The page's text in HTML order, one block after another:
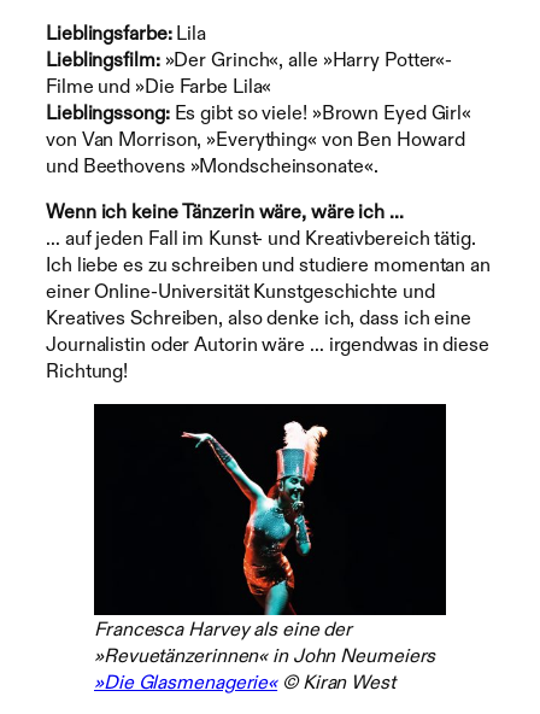
Lieblingsfarbe:Lila
Lieblingsfilm:»Der Grinch«, alle »Harry Potter«-
Filme und »Die Farbe Lila«
Lieblingssong:Es gibt so viele! »Brown Eyed Girl«
von Van Morrison, »Everything« von Ben Howard
und Beethovens »Mondscheinsonate«.
Wenn ich keine Tänzerin wäre, wäre ich …
… auf jeden Fall im Kunst- und Kreativbereich tätig.
Ich liebe es zu schreiben und studiere momentan an
einer Online-Universität Kunstgeschichte und
Kreatives Schreiben, also denke ich, dass ich eine
Journalistin oder Autorin wäre … irgendwas in diese
Richtung!
Francesca Harvey als eine der
»Revuetänzerinnen« in John Neumeiers
»Die Glasmenagerie«© Kiran West